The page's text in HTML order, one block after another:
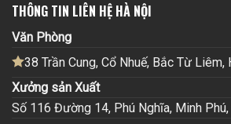
THÔNG TIN LIÊN HỆ HÀ NỘI
Văn Phòng
38 Trần Cung, Cổ Nhuế, Bắc Từ Liêm,
Xưởng sản Xuất
Số 116 Đường 14, Phú Nghĩa, Minh